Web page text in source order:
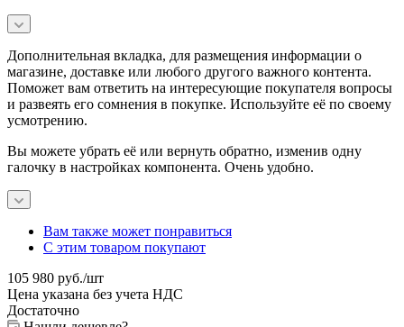
Дополнительная вкладка, для размещения информации о
магазине, доставке или любого другого важного контента.
Поможет вам ответить на интересующие покупателя вопросы
и развеять его сомнения в покупке. Используйте её по своему
усмотрению.
Вы можете убрать её или вернуть обратно, изменив одну
галочку в настройках компонента. Очень удобно.
Вам также может понравиться
С этим товаром покупают
105 980 руб./шт
Цена указана без учета НДС
Достаточно